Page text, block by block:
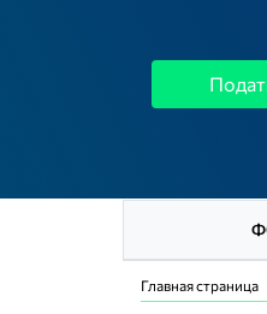
Главная страница